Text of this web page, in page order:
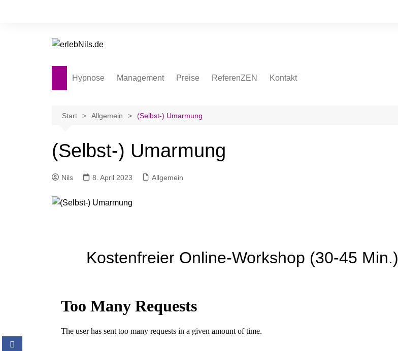
Hypnose
Hypnotische Lerntechnik
Management Preise ReferenZEN Kontakt
Start Allgemein (Selbst-) Umarmung
(Selbst-) Umarmung
Nils 8. April 2023 Allgemein
Kostenfreier Online-Workshop (30-45 Min.)